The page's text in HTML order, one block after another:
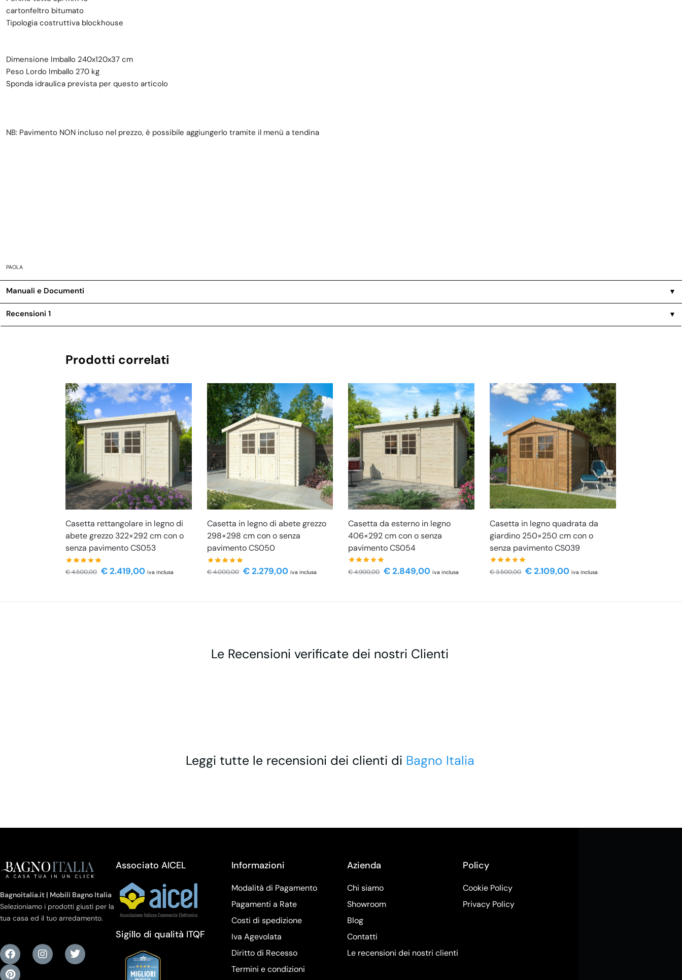
cartonfeltro bitumato
Tipologia costruttiva blockhouse
Dimensione Imballo 240x120x37 cm
Peso Lordo Imballo 270 kg
Sponda idraulica prevista per questo articolo
NB: Pavimento NON incluso nel prezzo, è possibile aggiungerlo tramite il menù a tendina
PAOLA
Manuali e Documenti ▼
Recensioni 1 ▼
Prodotti correlati
Casetta rettangolare in legno di
abete grezzo 322×292 cm con o
senza pavimento CS053
€4.500,00 €2.419,00 iva inclusa
Casetta in legno di abete grezzo
298×298 cm con o senza
pavimento CS050
€4.000,00 €2.279,00 iva inclusa
Casetta da esterno in legno
406×292 cm con o senza
pavimento CS054
€4.900,00 €2.849,00 iva inclusa
Casetta in legno quadrata da
giardino 250×250 cm con o
senza pavimento CS039
€3.500,00 €2.109,00 iva inclusa
Le Recensioni verificate dei nostri Clienti
Leggi tutte le recensioni dei clienti di Bagno Italia
Bagnoitalia.it | Mobili Bagno Italia
Selezioniamo i prodotti giusti per la
tua casa ed il tuo arredamento.
Associato AICEL
Sigillo di qualità ITQF
Informazioni
Modalità di Pagamento
Pagamenti a Rate
Costi di spedizione
Iva Agevolata
Diritto di Recesso
Termini e condizioni
Azienda
Chi siamo
Showroom
Blog
Contatti
Le recensioni dei nostri clienti
Policy
Cookie Policy
Privacy Policy